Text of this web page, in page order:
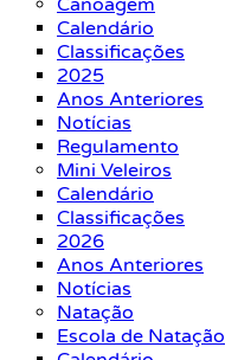
Canoagem
Calendário
Classificações
2025
Anos Anteriores
Notícias
Regulamento
Mini Veleiros
Calendário
Classificações
2026
Anos Anteriores
Notícias
Natação
Escola de Natação